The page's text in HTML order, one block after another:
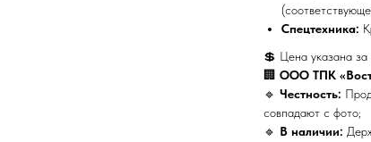
Спецтехника:
💲 Цена указана
🏢 ООО ТПК
🔹 Честность:
совпадают с фото;
🔹 В наличии: